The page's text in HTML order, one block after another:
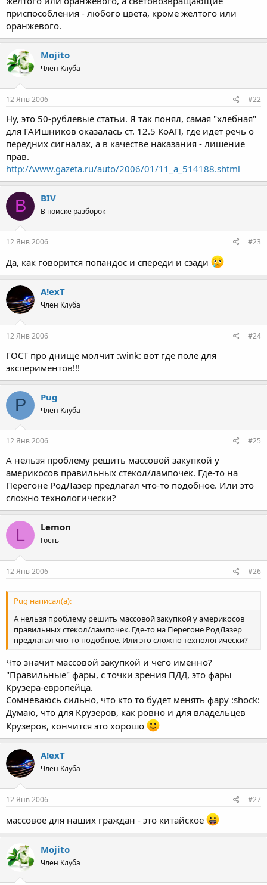
приспособления - любого цвета, кроме желтого или
оранжевого.
Mojito
Член Клуба
12 Янв 2006 #22
Ну, это 50-рублевые статьи. Я так понял, самая "хлебная"
для ГАИшников оказалась ст. 12.5 КоАП, где идет речь о
передних сигналах, а в качестве наказания - лишение
прав.
http://www.gazeta.ru/auto/2006/01/11_a_514188.shtml
B BIV
В поиске разборок
12 Янв 2006 #23
Да, как говорится попандос и спереди и сзади
A!exT
Член Клуба
12 Янв 2006 #24
ГОСТ про днище молчит :wink: вот где поле для
экспериментов!!!
P Pug
Член Клуба
12 Янв 2006 #25
А нельзя проблему решить массовой закупкой у
америкосов правильных стекол/лампочек. Где-то на
Перегоне РодЛазер предлагал что-то подобное. Или это
сложно технологически?
L Lemon
Гость
12 Янв 2006 #26
Pug написал(а):
А нельзя проблему решить массовой закупкой у америкосов
правильных стекол/лампочек. Где-то на Перегоне РодЛазер
предлагал что-то подобное. Или это сложно технологически?
Что значит массовой закупкой и чего именно?
"Правильные" фары, с точки зрения ПДД, это фары
Крузера-европейца.
Сомневаюсь сильно, что кто то будет менять фару :shock:
Думаю, что для Крузеров, как ровно и для владельцев
Крузеров, кончится это хорошо
A!exT
Член Клуба
12 Янв 2006 #27
массовое для наших граждан - это китайское
Mojito
Член Клуба